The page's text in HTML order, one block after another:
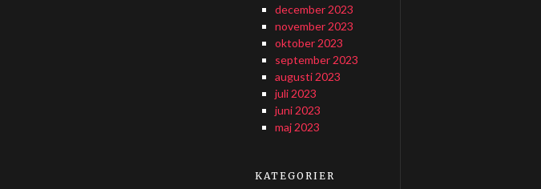
december 2023
november 2023
oktober 2023
september 2023
augusti 2023
juli 2023
juni 2023
maj 2023
KATEGORIER